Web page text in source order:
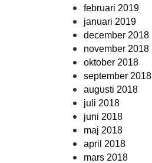
februari 2019
januari 2019
december 2018
november 2018
oktober 2018
september 2018
augusti 2018
juli 2018
juni 2018
maj 2018
april 2018
mars 2018